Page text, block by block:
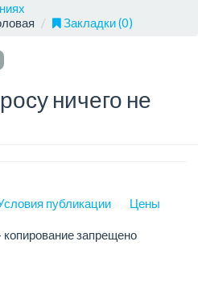
Закладки (0)
ничего не
публикации Цены
запрещено